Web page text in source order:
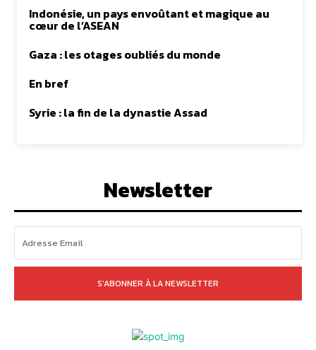
Indonésie, un pays envoûtant et magique au
cœur de l’ASEAN
Gaza : les otages oubliés du monde
En bref
Syrie : la fin de la dynastie Assad
Newsletter
S'ABONNER À LA NEWSLETTER